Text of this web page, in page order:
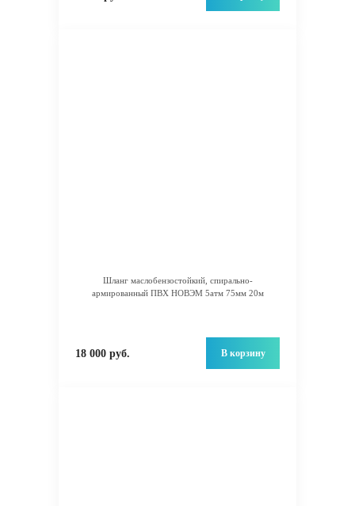
Шланг маслобензостойкий, спирально-
армированный ПВХ НОВЭМ 5атм 75мм 20м
18 000 руб. В корзину